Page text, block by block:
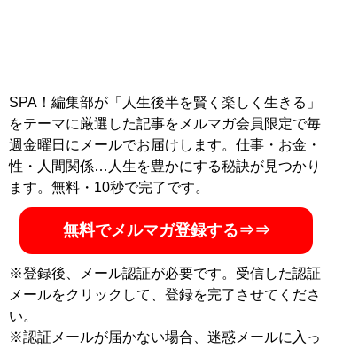
SPA！編集部が「人生後半を賢く楽しく生きる」
をテーマに厳選した記事をメルマガ会員限定で毎
週金曜日にメールでお届けします。仕事・お金・
性・人間関係…人生を豊かにする秘訣が見つかり
ます。無料・10秒で完了です。
無料でメルマガ登録する⇒⇒
※登録後、メール認証が必要です。受信した認証
メールをクリックして、登録を完了させてくださ
い。
※認証メールが届かない場合、迷惑メールに入っ